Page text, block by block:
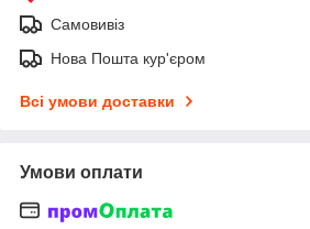
Самовивіз
Нова Пошта кур'єром
Всі умови доставки
Умови оплати